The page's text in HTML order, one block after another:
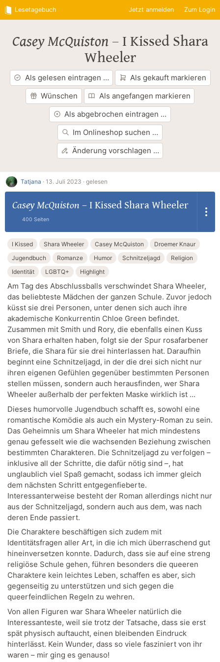
Lesetagebuch Jetzt anmelden Zum Login
Casey McQuiston– I Kissed Shara
Wheeler
Als gelesen eintragen …
Als gekauft markieren
Wünschen
Als angefangen markieren
Als abgebrochen eintragen …
Im Onlineshop suchen …
Änderung vorschlagen …
Tatjana · 13. Juli 2023 · gelesen
Casey McQuiston – I Kissed Shara Wheeler
400 Seiten
I Kissed Shara Wheeler Casey McQuiston
Droemer Knaur
Jugendbuch
Romanze Humor Schnitzeljagd
Religion
Identität
LGBTQ+ Highlight
Am Tag des Abschlussballs verschwindet Shara Wheeler,
das beliebteste Mädchen der ganzen Schule. Zuvor jedoch
küsst sie drei Personen, unter denen sich auch ihre
akademische Konkurrentin Chloe Green befindet.
Zusammen mit Smith und Rory, die ebenfalls einen Kuss
von Shara erhalten haben, folgt sie der Spur rosafarbener
Briefe, die Shara für sie drei hinterlassen hat. Daraufhin
beginnt eine Schnitzeljagd, in der die drei sich nicht nur
ihren eigenen Gefühlen gegenüber bestimmten Personen
stellen müssen, sondern auch herausfinden, wer Shara
Wheeler außerhalb der perfekten Maske wirklich ist ...
Dieses humorvolle Jugendbuch schafft es, sowohl eine
romantische Komödie als auch ein Mystery-Roman zu sein.
Das Geheimnis um Shara Wheeler hat mich mindestens
genau gefesselt wie die wachsenden Beziehung zwischen
bestimmten Charakteren. Die Schnitzeljagd zu verfolgen –
inklusive all der Schritte, die dafür nötig sind –, hat
unglaublich viel Spaß gemacht, sodass ich immer gleich
dem nächsten Schritt entgegenfieberte.
Interessanterweise besteht der Roman allerdings nicht nur
aus der Schnitzeljagd, sondern auch aus dem, was nach
deren Ende passiert.
Die Charaktere beschäftigen sich zudem mit
Identitätsfragen aller Art, in die ich mich überraschend gut
hineinversetzen konnte. Dadurch, dass sie auf eine streng
religiöse Schule gehen, führen besonders die queeren
Charaktere kein leichtes Leben, schaffen es aber, sich
gegenseitig zu unterstützen und sich gegen die
queerfeindlichen Regeln zu wehren.
Von allen Figuren war Shara Wheeler natürlich die
Interessanteste, weil sie trotz der Tatsache, dass sie erst
spät physisch auftaucht, einen bleibenden Eindruck
hinterlässt. Kein Wunder, dass so viele fasziniert von ihr
waren – mir ging es genauso!